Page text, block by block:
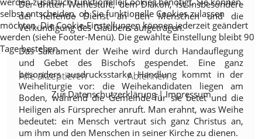
Der dritten Weihestufe, dem Diakon, ist insbesondere
der helfende Dienst an den Menschen und die
Verkündigung des Glaubens aufgetragen.
Das Sakrament der Weihe wird durch Handauflegung
und Gebet des Bischofs gespendet. Eine ganz
besonders ausdrucksstarke Handlung kommt in der
Weiheliturgie vor: die Weihekandidaten liegen am
Boden, während die Gemeinde für sie betet und die
Heiligen als Fürsprecher anruft. Man erahnt, was Weihe
bedeutet: ein Mensch vertraut sich ganz Christus an,
um ihm und den Menschen in seiner Kirche zu dienen.
selbst entscheiden, ob Sie funktionelle Cookies zulassen
möchten. Die Cookie-Einstellungen können jederzeit geändert
werden (siehe Footer-Menü). Die gewählte Einstellung bleibt 90
Tage bestehen.
Alle akzeptieren Ablehnen
Zur Datenschutzerklärung|Impressum